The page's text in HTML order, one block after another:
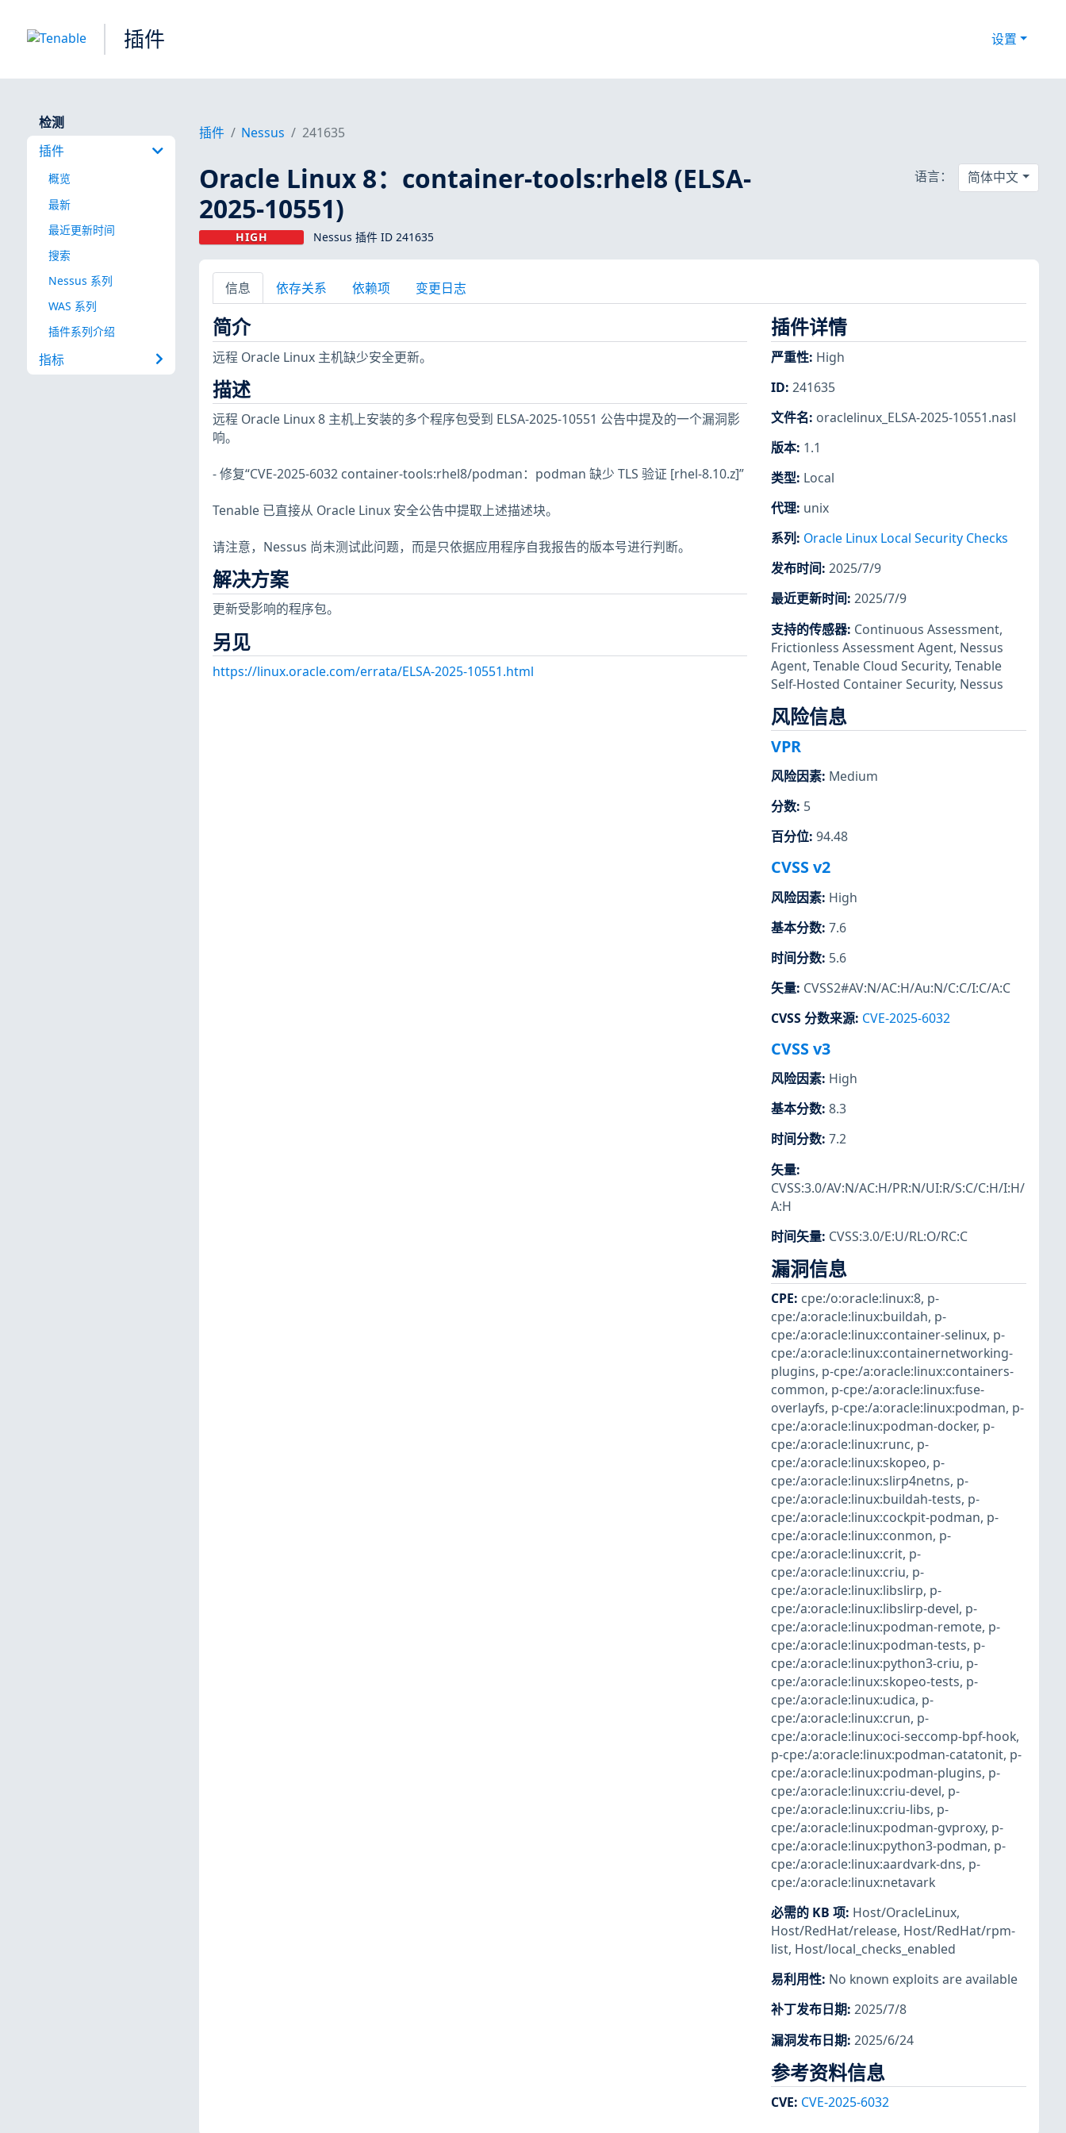
插件 设置
检测
插件
概览
最新
最近更新时间
搜索
Nessus 系列
WAS 系列
插件系列介绍
指标
插件 Nessus 241635
Oracle Linux 8：container-tools:rhel8 (ELSA-
2025-10551)
HIGH Nessus 插件 ID 241635
语言： 简体中文
信息 依存关系 依赖项 变更日志
简介
远程 Oracle Linux 主机缺少安全更新。
描述
远程 Oracle Linux 8 主机上安装的多个程序包受到 ELSA-2025-10551 公告中提及的一个漏洞影
响。
- 修复“CVE-2025-6032 container-tools:rhel8/podman：podman 缺少 TLS 验证 [rhel-8.10.z]”
Tenable 已直接从 Oracle Linux 安全公告中提取上述描述块。
请注意，Nessus 尚未测试此问题，而是只依据应用程序自我报告的版本号进行判断。
解决方案
更新受影响的程序包。
另见
https://linux.oracle.com/errata/ELSA-2025-10551.html
插件详情
严重性: High
ID: 241635
文件名: oraclelinux_ELSA-2025-10551.nasl
版本: 1.1
类型: Local
代理: unix
系列 : Oracle Linux Local Security Checks
发布时间: 2025/7/9
最近更新时间: 2025/7/9
支持的传感器: Continuous Assessment,
Frictionless Assessment Agent, Nessus
Agent, Tenable Cloud Security, Tenable
Self-Hosted Container Security, Nessus
风险信息
VPR
风险因素: Medium
分数: 5
百分位: 94.48
CVSS v2
风险因素: High
基本分数: 7.6
时间分数: 5.6
矢量: CVSS2#AV:N/AC:H/Au:N/C:C/I:C/A:C
CVSS 分数来源: CVE-2025-6032
CVSS v3
风险因素: High
基本分数: 8.3
时间分数: 7.2
矢量:
CVSS:3.0/AV:N/AC:H/PR:N/UI:R/S:C/C:H/I:H/
A:H
时间矢量: CVSS:3.0/E:U/RL:O/RC:C
漏洞信息
CPE: cpe:/o:oracle:linux:8, p-
cpe:/a:oracle:linux:buildah, p-
cpe:/a:oracle:linux:container-selinux, p-
cpe:/a:oracle:linux:containernetworking-
plugins, p-cpe:/a:oracle:linux:containers-
common, p-cpe:/a:oracle:linux:fuse-
overlayfs, p-cpe:/a:oracle:linux:podman, p-
cpe:/a:oracle:linux:podman-docker, p-
cpe:/a:oracle:linux:runc, p-
cpe:/a:oracle:linux:skopeo, p-
cpe:/a:oracle:linux:slirp4netns, p-
cpe:/a:oracle:linux:buildah-tests, p-
cpe:/a:oracle:linux:cockpit-podman, p-
cpe:/a:oracle:linux:conmon, p-
cpe:/a:oracle:linux:crit, p-
cpe:/a:oracle:linux:criu, p-
cpe:/a:oracle:linux:libslirp, p-
cpe:/a:oracle:linux:libslirp-devel, p-
cpe:/a:oracle:linux:podman-remote, p-
cpe:/a:oracle:linux:podman-tests, p-
cpe:/a:oracle:linux:python3-criu, p-
cpe:/a:oracle:linux:skopeo-tests, p-
cpe:/a:oracle:linux:udica, p-
cpe:/a:oracle:linux:crun, p-
cpe:/a:oracle:linux:oci-seccomp-bpf-hook,
p-cpe:/a:oracle:linux:podman-catatonit, p-
cpe:/a:oracle:linux:podman-plugins, p-
cpe:/a:oracle:linux:criu-devel, p-
cpe:/a:oracle:linux:criu-libs, p-
cpe:/a:oracle:linux:podman-gvproxy, p-
cpe:/a:oracle:linux:python3-podman, p-
cpe:/a:oracle:linux:aardvark-dns, p-
cpe:/a:oracle:linux:netavark
必需的 KB 项: Host/OracleLinux,
Host/RedHat/release, Host/RedHat/rpm-
list, Host/local_checks_enabled
易利用性: No known exploits are available
补丁发布日期: 2025/7/8
漏洞发布日期: 2025/6/24
参考资料信息
CVE: CVE-2025-6032